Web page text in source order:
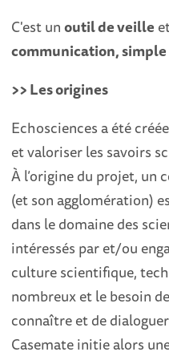
C'est unoutil de veille
communication,
>> Les origines
Echosciences a été
et valoriser les savoirs
À l’origine du projet, un
(et son agglomération)
dans le domaine des
intéressés par et/ou
culture scientifique,
nombreux et le besoin
connaître et de
Casemate initie alors